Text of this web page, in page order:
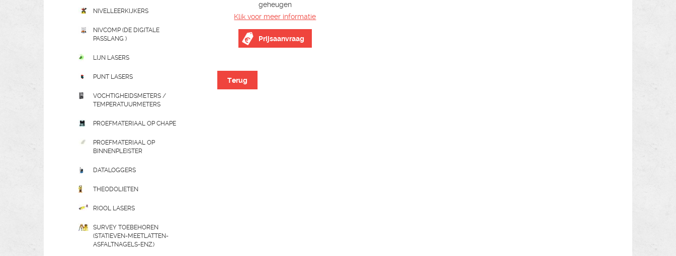
NIVELLEERKIJKERS
NIVCOMP (DE DIGITALE
PASSLANG )
LIJN LASERS
PUNT LASERS
VOCHTIGHEIDSMETERS /
TEMPERATUURMETERS
PROEFMATERIAAL OP CHAPE
PROEFMATERIAAL OP
BINNENPLEISTER
DATALOGGERS
THEODOLIETEN
RIOOL LASERS
SURVEY TOEBEHOREN
(STATIEVEN-MEETLATTEN-
ASFALTNAGELS-ENZ.)
geheugen
Klik voor meer informatie
Prijsaanvraag
Terug